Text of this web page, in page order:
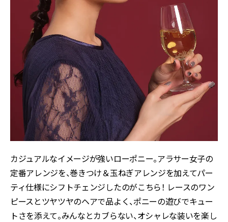
カジュアルなイメージが強いローポニー。アラサー女子の
定番アレンジを、巻きつけ＆玉ねぎアレンジを加えてパー
ティ仕様にシフトチェンジしたのがこちら！ レースのワン
ピースとツヤツヤのヘアで品よく、ポニーの遊びでキュー
トさを添えて。みんなとカブらない、オシャレな装いを楽し